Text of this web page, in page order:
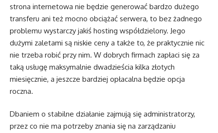
strona internetowa nie będzie generować bardzo dużego
transferu ani też mocno obciążać serwera, to bez żadnego
problemu wystarczy jakiś hosting współdzielony. Jego
dużymi zaletami są niskie ceny a także to, że praktycznie nic
nie trzeba robić przy nim. W dobrych firmach zapłaci się za
taką usługę maksymalnie dwadzieścia kilka złotych
miesięcznie, a jeszcze bardziej opłacalna będzie opcja
roczna.
Dbaniem o stabilne działanie zajmują się administratorzy,
przez co nie ma potrzeby znania się na zarządzaniu